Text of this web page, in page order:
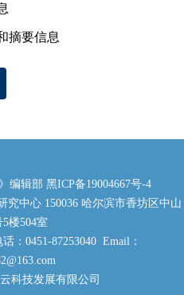
摘要信息
编辑部 黑ICP备19004667号-4
中心 150036 哈尔滨市香坊区中山
5楼504室
：0451-87253040 Email：
科技发展有限公司